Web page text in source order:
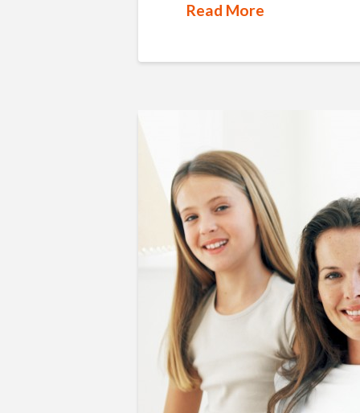
Read More
para
Adquirir
Clientes
e…
Mantê-
los
para
Sempre!
09.05.2016